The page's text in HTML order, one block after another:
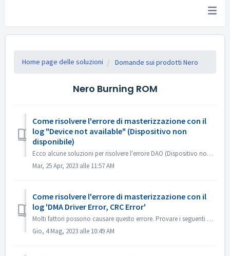
Home page delle soluzioni Domande sui prodotti Nero
Nero Burning ROM
Come risolvere l'errore di masterizzazione con il
log "Device not available" (Dispositivo non
disponibile)
Ecco alcune soluzioni per risolvere l'errore DAO (Dispositivo non disponibile). Aggiornare o ripristinare il firmware del driver Questo problema si v...
Mar, 25 Apr, 2023 alle 11:57 AM
Come risolvere l'errore di masterizzazione con il
log 'DMA Driver Error, CRC Error'
Molti fattori possono causare questo errore. Provare i seguenti metodi: 1. Scambiare i cavi dati sul masterizzatore; 2. Se si utilizza un'unità di regis...
Gio, 4 Mag, 2023 alle 10:49 AM